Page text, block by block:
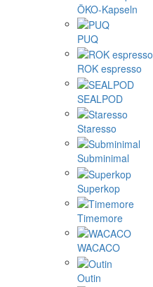
ÖKO-Kapseln
PUQ
ROK espresso
SEALPOD
Staresso
Subminimal
Superkop
Timemore
WACACO
Outin